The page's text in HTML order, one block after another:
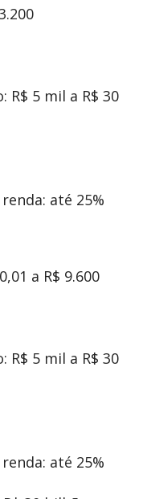
R$ 5 mil a R$ 30
até 25%
a R$ 9.600
R$ 5 mil a R$ 30
até 25%